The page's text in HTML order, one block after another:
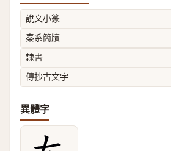
說文小篆
秦系簡牘
隸書
傳抄古文字
異體字